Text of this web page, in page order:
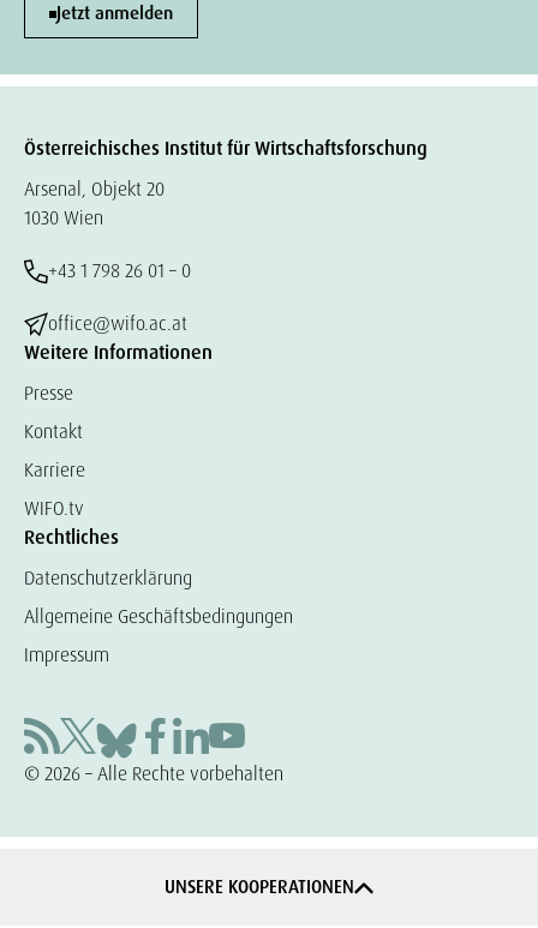
Jetzt anmelden
Österreichisches Institut für Wirtschaftsforschung
Arsenal, Objekt 20
1030 Wien
+43 1 798 26 01 – 0
office@wifo.ac.at
Weitere Informationen
Presse
Kontakt
Karriere
WIFO.tv
Rechtliches
Datenschutzerklärung
Allgemeine Geschäftsbedingungen
Impressum
© 2026 – Alle Rechte vorbehalten
UNSERE KOOPERATIONEN